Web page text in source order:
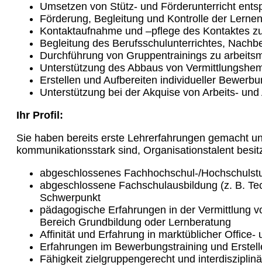
Umsetzen von Stütz- und Förderunterricht
Förderung, Begleitung und Kontrolle der
Kontaktaufnahme und –pflege des Kontaktes
Begleitung des Berufsschulunterrichtes,
Durchführung von Gruppentrainings zu
Unterstützung des Abbaus von
Erstellen und Aufbereiten individueller
Unterstützung bei der Akquise von Arbeits-
Ihr Profil:
Sie haben bereits erste Lehrerfahrungen gemacht
kommunikationsstark sind, Organisationstalent
abgeschlossenes Fachhochschul-/
abgeschlossene Fachschulausbildung (z. B.
Schwerpunkt
pädagogische Erfahrungen in der Vermittlung
Bereich Grundbildung oder Lernberatung
Affinität und Erfahrung in marktüblicher
Erfahrungen im Bewerbungstraining und
Fähigkeit zielgruppengerecht und